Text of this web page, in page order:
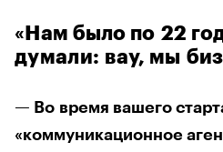
«Нам было по 22
думали: вау, мы
— Во время вашего
«коммуникационное